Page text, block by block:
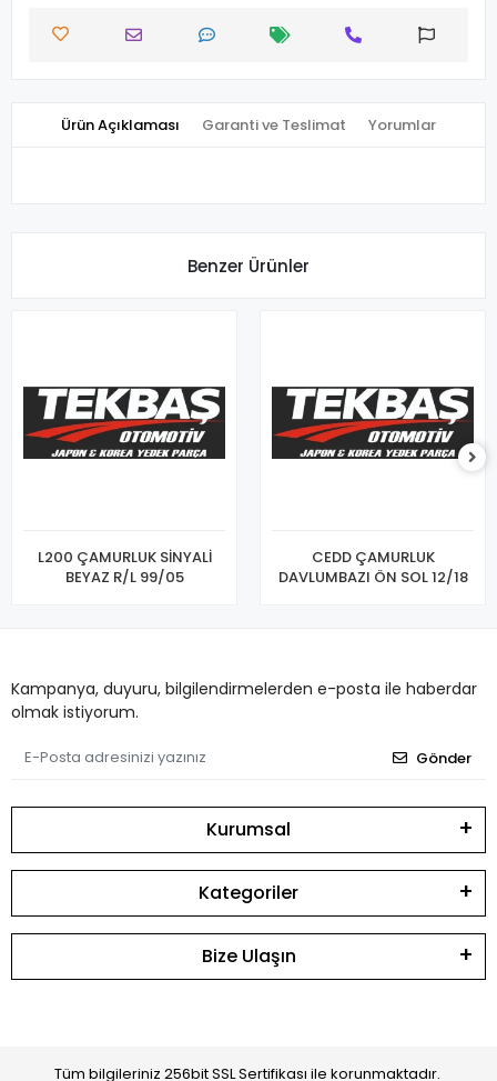
Ürün Açıklaması Garanti ve Teslimat Yorumlar
Benzer Ürünler
L200 ÇAMURLUK SİNYALİ
BEYAZ R/L 99/05
CEDD ÇAMURLUK
DAVLUMBAZI ÖN SOL 12/18
Kampanya, duyuru, bilgilendirmelerden e-posta ile haberdar
olmak istiyorum.
Gönder
Kurumsal
Kategoriler
Bize Ulaşın
Tüm bilgileriniz 256bit SSL Sertifikası ile korunmaktadır.